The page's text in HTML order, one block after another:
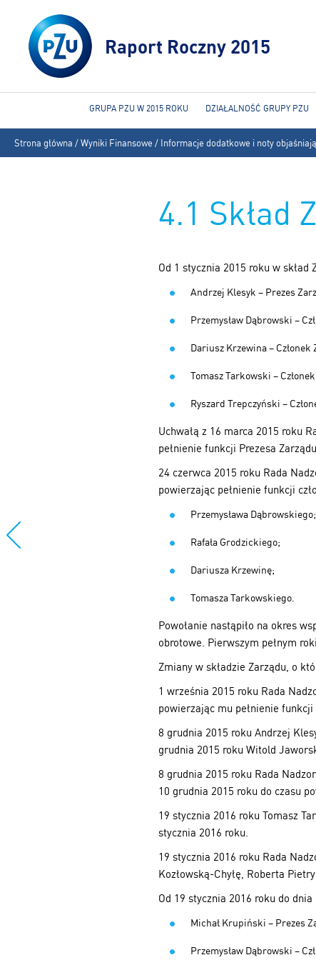
Raport Roczny 2015
Jesteś
tutaj
Strona główna /Wyniki Finansowe / Informacje dodatkowe i noty
4.1 Skład
Od 1 stycznia 2015 roku w skład
Andrzej Klesyk – Prezes
Przemysław Dąbrowski –
Dariusz Krzewina – Członek
Tomasz Tarkowski –
Ryszard Trepczyński –
Uchwałą z 16 marca 2015 roku
pełnienie funkcji Prezesa
24 czerwca 2015 roku Rada
powierzając pełnienie funkcji
Przemysława Dąbrowskiego;
Rafała Grodzickiego;
Dariusza Krzewinę;
Tomasza Tarkowskiego.
Powołanie nastąpiło na okres
obrotowe. Pierwszym pełnym
Zmiany w składzie Zarządu, o
1 września 2015 roku Rada
powierzając mu pełnienie funkcji
8 grudnia 2015 roku Andrzej
grudnia 2015 roku Witold
8 grudnia 2015 roku Rada
10 grudnia 2015 roku do czasu
19 stycznia 2016 roku Tomasz
stycznia 2016 roku.
19 stycznia 2016 roku Rada
Kozłowską-Chyłę, Roberta
Od 19 stycznia 2016 roku do
Michał Krupiński – Prezes
Przemysław Dąbrowski –
GRUPA PZU W 2015 ROKU DZIAŁALNOŚĆ GRUPY PZU